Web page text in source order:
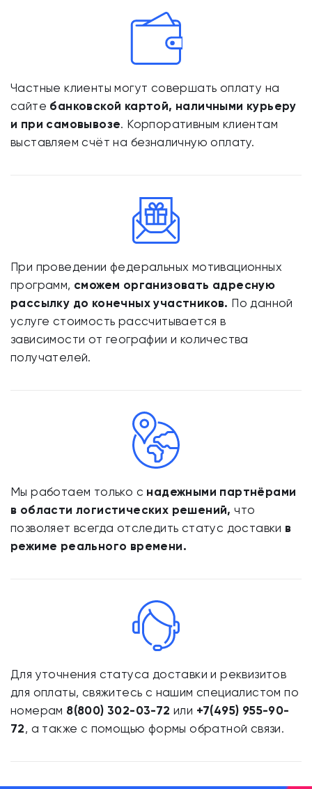
Частные клиенты могут совершать оплату на
сайте банковской картой, наличными курьеру
и при самовывозе. Корпоративным клиентам
выставляем счёт на безналичную оплату.
При проведении федеральных мотивационных
программ, сможем организовать адресную
рассылку до конечных участников. По данной
услуге стоимость рассчитывается в
зависимости от географии и количества
получателей.
Мы работаем только с надежными партнёрами
в области логистических решений, что
позволяет всегда отследить статус доставки в
режиме реального времени.
Для уточнения статуса доставки и реквизитов
для оплаты, свяжитесь с нашим специалистом по
номерам 8(800) 302-03-72 или +7(495) 955-90-
72, а также с помощью формы обратной связи.